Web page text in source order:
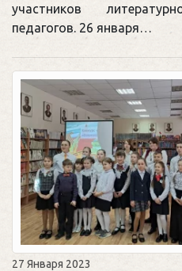
участников
педагогов. 26 января…
27 Января 2023